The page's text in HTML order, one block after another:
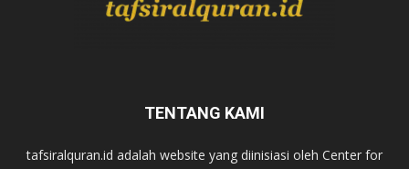
TENTANG KAMI
tafsiralquran.id adalah website yang diinisiasi oleh Center for